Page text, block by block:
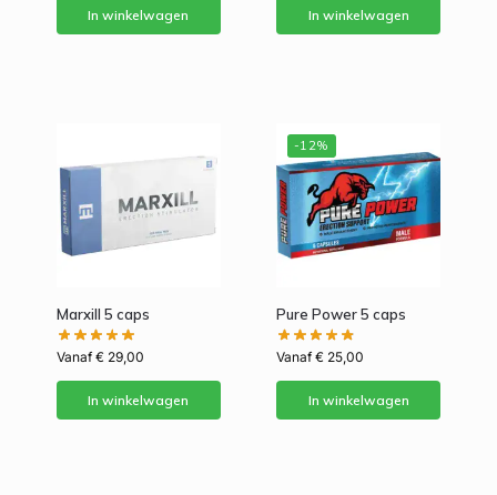
In winkelwagen In winkelwagen
Marxill 5 caps
Vanaf€29,00
In winkelwagen
-12%
Pure Power 5 caps
Vanaf€ 25,00
In winkelwagen